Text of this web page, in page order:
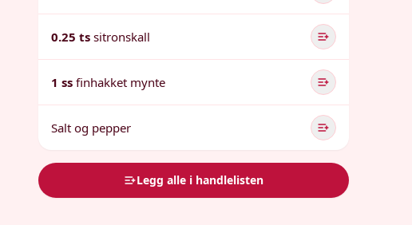
0.25 ts sitronskall
1 ss finhakket mynte
Salt og pepper
Legg alle i handlelisten